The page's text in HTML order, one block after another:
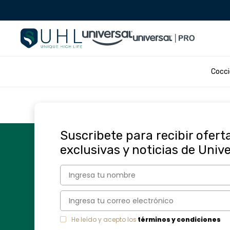
Suscribete para recibir
exclusivas y noticias de
He leído y acepto los términos y condiciones
olla presion
5.
licuadora
6.
ollas
8.
9.
cafetera